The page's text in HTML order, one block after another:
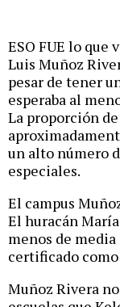
ESO FUE lo
Luis Muñoz
pesar de tener
esperaba al
La proporción
un alto número
especiales.
El campus
El huracán
menos de
certificado
Muñoz Rivera